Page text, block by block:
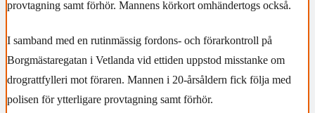
provtagning samt förhör. Mannens körkort omhändertogs också.
I samband med en rutinmässig fordons- och förarkontroll på
Borgmästaregatan i Vetlanda vid ettiden uppstod misstanke om
drograttfylleri mot föraren. Mannen i 20-årsåldern fick följa med
polisen för ytterligare provtagning samt förhör.